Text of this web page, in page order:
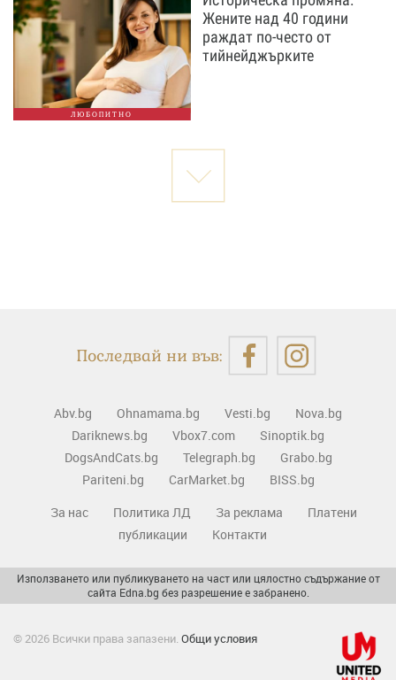
ЛЮБОПИТНО
Жените над 40 години
раждат по-често от
тийнейджърките
Последвай ни във:
Abv.bg Ohnamama.bg Vesti.bg
Nova.bg
Dariknews.bg
Vbox7.com
Sinoptik.bg
DogsAndCats.bg
Telegraph.bg
Grabo.bg
Pariteni.bg
CarMarket.bg
BISS.bg
За нас
Политика ЛД За реклама
Платени
публикации
Контакти
Използването или публикуването на част или цялостно съдържание от
сайта Edna.bg без разрешение е забранено.
© 2026 Всички права запазени. Общи условия